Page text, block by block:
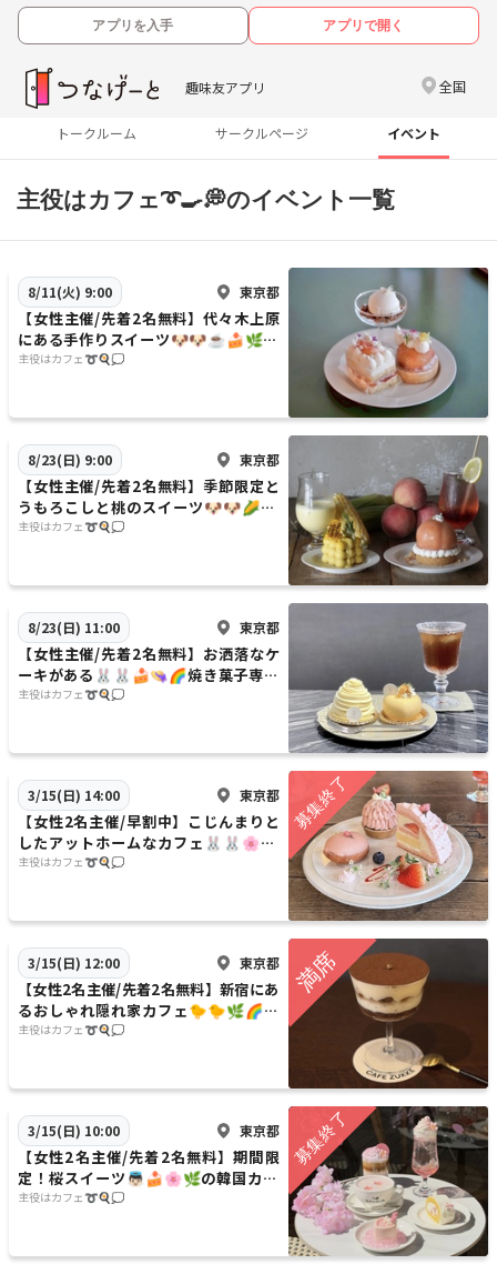
アプリを入手 アプリで開く
趣味友アプリ 全国
トークルーム サークルページ イベント
主役はカフェ➰🍳💭のイベント一覧
8/11(火) 9:00 東京都
【女性主催/先着2名無料】代々木上原
にある手作りスイーツ🐶🐶☕️🍰🌿が
自慢のカフェに行こう✨✨20代30代
主役はカフェ➰🍳💭
8/23(日) 9:00 東京都
【女性主催/先着2名無料】季節限定と
うもろこしと桃のスイーツ🐶🐶🌽🍑
🏠があるカフェに行こう✨✨20代30
主役はカフェ➰🍳💭
8/23(日) 11:00 東京都
【女性主催/先着2名無料】お洒落なケ
ーキがある🐰🐰🍰👒🌈焼き菓子専門
店のカフェに行こう✨✨20代30代限
主役はカフェ➰🍳💭
3/15(日) 14:00 東京都
【女性2名主催/早割中】こじんまりと
したアットホームなカフェ🐰🐰🌸🍃
に行こう✨✨20代30代限定
主役はカフェ➰🍳💭
3/15(日) 12:00 東京都
【女性2名主催/先着2名無料】新宿にあ
るおしゃれ隠れ家カフェ🐤🐤🌿🌈に
行こう✨✨20代30代限定
主役はカフェ➰🍳💭
3/15(日) 10:00 東京都
【女性2名主催/先着2名無料】期間限
定！桜スイーツ👼🏻🍰🌸🌿の韓国カフ
ェに行こう✨✨20代30代限定
主役はカフェ➰🍳💭